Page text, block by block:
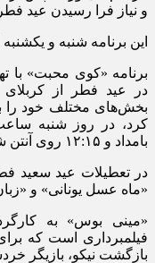
و نیاز فرا رسیدن عید
این برنامه شنبه و یکشنبه از ساعت
برنامه «کوی محبت»
در عید فطر از
بخش‌های مختلف خود را
بامداد و ۱۲:۱۵ روی آنتن شبکه دو می‌رود.
در تعطیلات عید سعید
‌«ماه عسل یونانی» و
«مینی بوس» به
فیلمبرداری است که
بازگشت نیکو، بازیگر